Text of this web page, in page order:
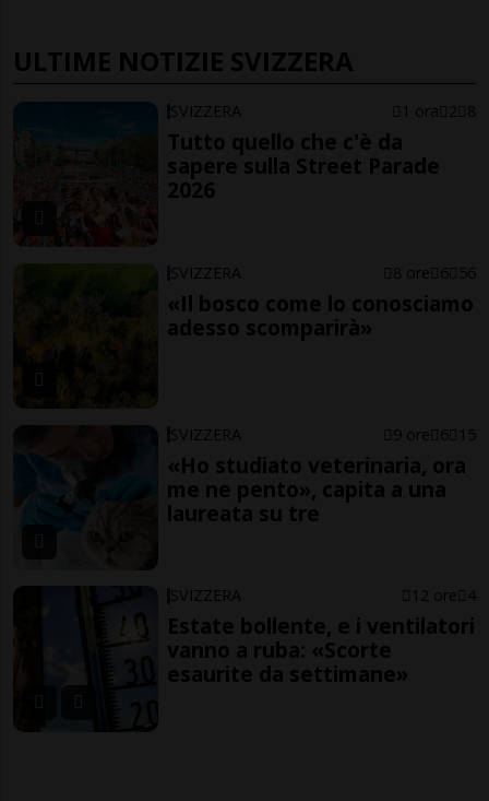
ULTIME NOTIZIE SVIZZERA
SVIZZERA 1 ora 2 8
Tutto quello che c'è da
sapere sulla Street Parade
2026
SVIZZERA 8 ore 6 56
«Il bosco come lo conosciamo
adesso scomparirà»
SVIZZERA 9 ore 6 15
«Ho studiato veterinaria, ora
me ne pento», capita a una
laureata su tre
SVIZZERA 12 ore 4
Estate bollente, e i ventilatori
vanno a ruba: «Scorte
esaurite da settimane»